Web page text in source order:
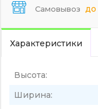
Самовывоз до
Характеристики
Высота:
Ширина: